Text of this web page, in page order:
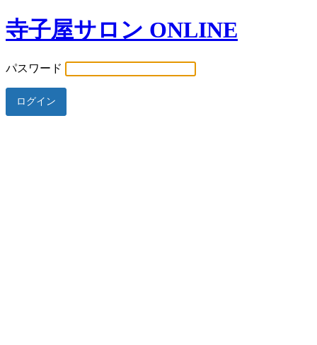
寺子屋サロン ONLINE
パスワード